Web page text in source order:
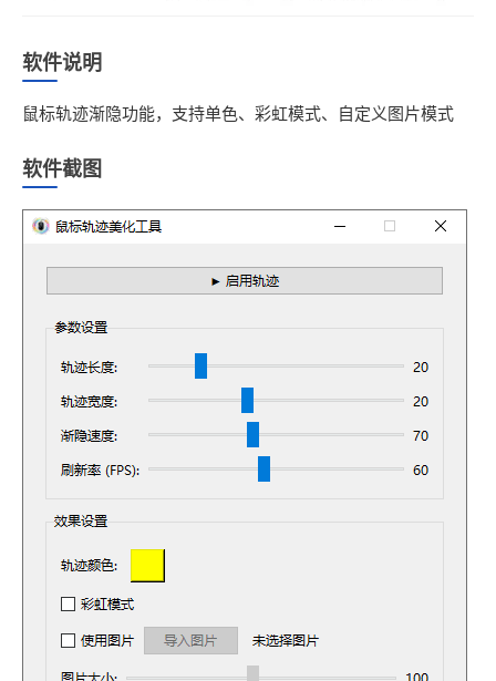
软件说明
鼠标轨迹渐隐功能，支持单色、彩虹模式、自定义图片模式
软件截图